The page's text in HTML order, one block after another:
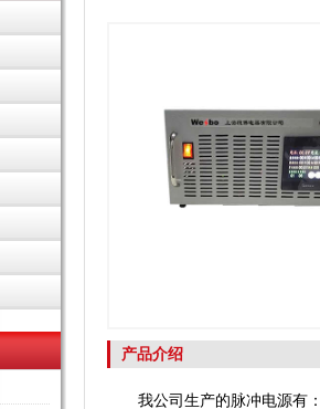
产品介绍
我公司生产的脉冲电源有